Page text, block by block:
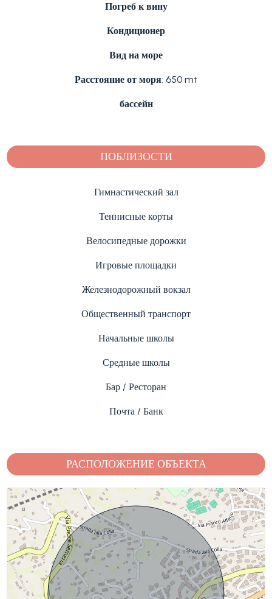
Погреб к вину
Кондиционер
Вид на море
Расстояние от моря: 650 mt
бассейн
ПОБЛИЗОСТИ
Гимнастический зал
Теннисные корты
Велосипедные дорожки
Игровые площадки
Железнодорожный вокзал
Общественный транспорт
Начальные школы
Средные школы
Бар / Ресторан
Почта / Банк
РАСПОЛОЖЕНИЕ ОБЪЕКТА